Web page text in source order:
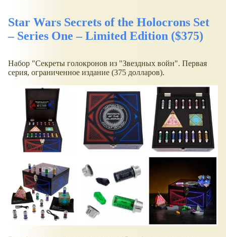
Star Wars Secrets of the Holocrons Set
– Series One – Limited Edition ($375)
Набор "Секреты голокронов из "Звездных войн". Первая
серия, ограниченное издание (375 долларов).